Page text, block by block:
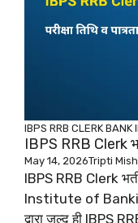
IBPS RRB CLERK BANK
IBPS RRB Clerk
May 14, 2026Tripti
IBPS RRB Clerk
Institute of
द्वारा जल्द ही IBPS